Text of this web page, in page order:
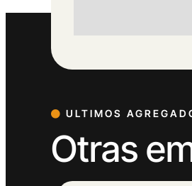
ULTIMOS
Otras